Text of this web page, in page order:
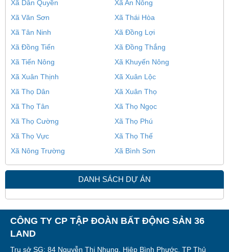
Xã Dân Quyền
Xã An Nông
Xã Văn Sơn
Xã Thái Hòa
Xã Tân Ninh
Xã Đồng Lợi
Xã Đồng Tiến
Xã Đồng Thắng
Xã Tiến Nông
Xã Khuyến Nông
Xã Xuân Thịnh
Xã Xuân Lộc
Xã Thọ Dân
Xã Xuân Thọ
Xã Thọ Tân
Xã Thọ Ngọc
Xã Thọ Cường
Xã Thọ Phú
Xã Thọ Vực
Xã Thọ Thế
Xã Nông Trường
Xã Bình Sơn
DANH SÁCH DỰ ÁN
CÔNG TY CP TẬP ĐOÀN BẤT ĐỘNG SẢN 36
LAND
Trụ sở SG: 84 Nguyễn Thị Nhung, Hiệp Bình Phước, TP Thủ